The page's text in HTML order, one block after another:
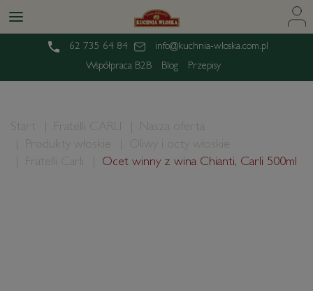
62 735 64 84
info@kuchnia-wloska.com.pl
Współpraca B2B
Blog Przepisy
Start Fratelli CARLI
Nasza oferta
Produkty włoskie
Oliwy i octy włoskie
Fratelli Carli
Ocet winny z wina Chianti, Carli 500ml